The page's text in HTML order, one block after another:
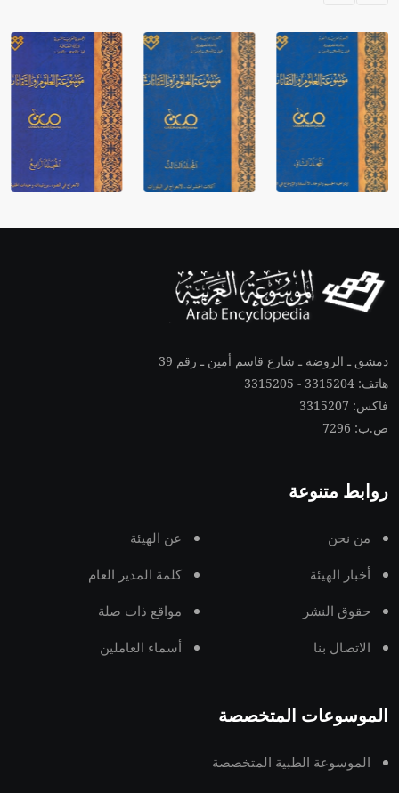
دمشق ـ الروضة ـ شارع قاسم أمين ـ رقم 39
هاتف: 3315204 - 3315205
فاكس: 3315207
ص.ب: 7296
روابط متنوعة
من نحن عن الهيئة
أخبار الهيئة كلمة المدير العام
حقوق النشر مواقع ذات صلة
الاتصال بنا أسماء العاملين
الموسوعات المتخصصة
الموسوعة الطبية المتخصصة